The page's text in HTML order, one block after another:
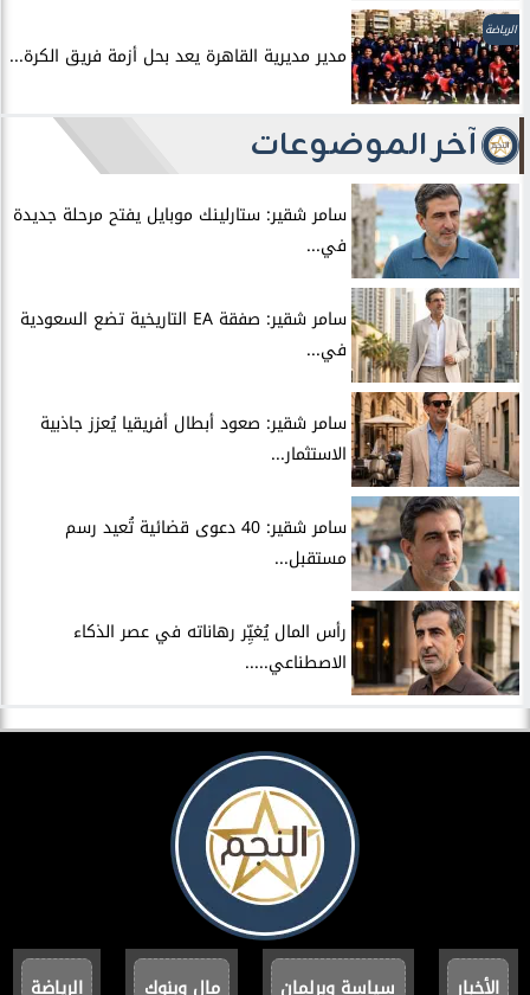
الرياضة
مدير مديرية القاهرة يعد بحل أزمة فريق الكرة...
آخر الموضوعات
سامر شقير: ستارلينك موبايل يفتح مرحلة جديدة
في...
سامر شقير: صفقة EA التاريخية تضع السعودية
في...
سامر شقير: صعود أبطال أفريقيا يُعزز جاذبية
الاستثمار...
سامر شقير: 40 دعوى قضائية تُعيد رسم
مستقبل...
رأس المال يُغيِّر رهاناته في عصر الذكاء
الاصطناعي.....
الأخبار سياسة وبرلمان مال وبنوك الرياضة